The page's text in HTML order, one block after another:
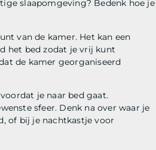
slaapomgeving? Bedenk hoe je
van de kamer. Het kan een
het bed zodat je vrij kunt
de kamer georganiseerd
je naar bed gaat.
sfeer. Denk na over waar je
of bij je nachtkastje voor